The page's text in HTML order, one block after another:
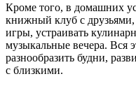
Кроме того, в домашних
книжный клуб с
игры, устраивать
музыкальные вечера. Вся
разнообразить будни,
с близкими.